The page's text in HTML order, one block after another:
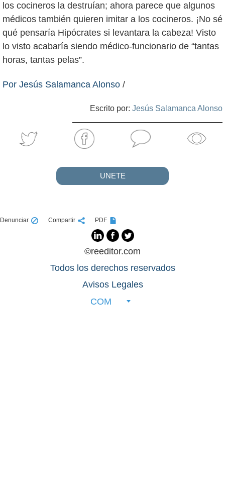
los cocineros la destruían; ahora parece que algunos
médicos también quieren imitar a los cocineros. ¡No sé
qué pensaría Hipócrates si levantara la cabeza! Visto
lo visto acabaría siendo médico-funcionario de “tantas
horas, tantas pelas”.
Por Jesús Salamanca Alonso /
Escrito por: Jesús Salamanca Alonso
UNETE
Denunciar Compartir PDF
©reeditor.com
Todos los derechos reservados
Avisos Legales